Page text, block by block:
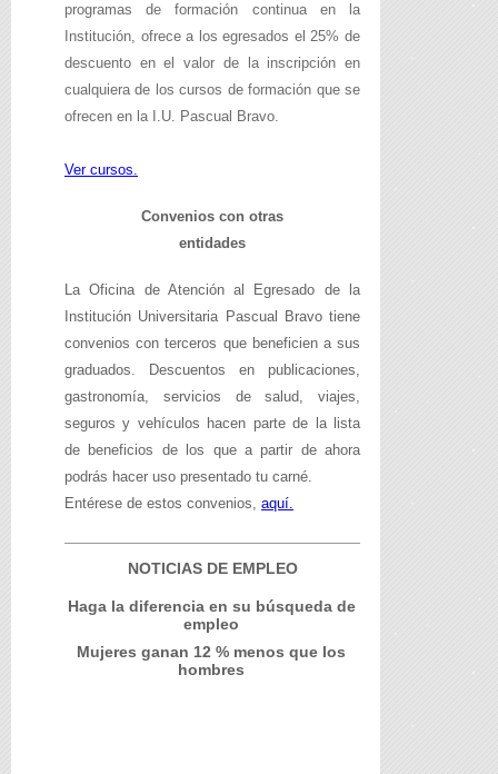
programas de formación continua en la
Institución, ofrece a los egresados el 25% de
descuento en el valor de la inscripción en
cualquiera de los cursos de formación que se
ofrecen en la I.U. Pascual Bravo.
Ver cursos.
Convenios con otras
entidades
La Oficina de Atención al Egresado de la
Institución Universitaria Pascual Bravo tiene
convenios con terceros que beneficien a sus
graduados. Descuentos en publicaciones,
gastronomía, servicios de salud, viajes,
seguros y vehículos hacen parte de la lista
de beneficios de los que a partir de ahora
podrás hacer uso presentado tu carné.
Entérese de estos convenios, aquí.
NOTICIAS DE EMPLEO
Haga la diferencia en su búsqueda de
empleo
Mujeres ganan 12 % menos que los
hombres